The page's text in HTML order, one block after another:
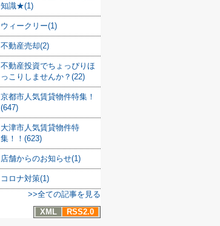
知識★(1)
ウィークリー(1)
不動産売却(2)
不動産投資でちょっぴりほ
っこりしませんか？(22)
京都市人気賃貸物件特集！
(647)
大津市人気賃貸物件特
集！！(623)
店舗からのお知らせ(1)
コロナ対策(1)
>>全ての記事を見る
XML
RSS2.0